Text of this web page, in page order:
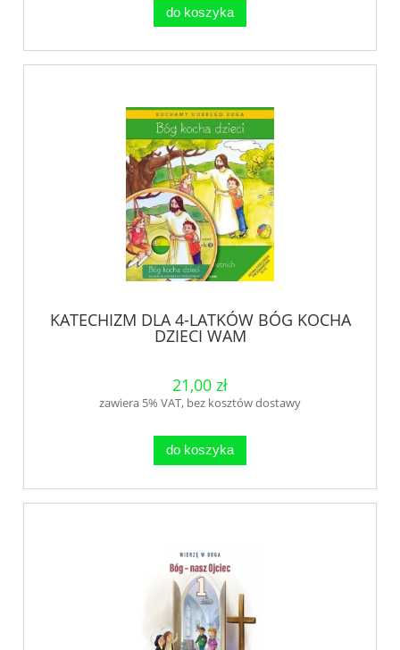
do koszyka
KATECHIZM DLA 4-LATKÓW BÓG KOCHA
DZIECI WAM
21,00 zł
zawiera 5% VAT, bez kosztów dostawy
do koszyka